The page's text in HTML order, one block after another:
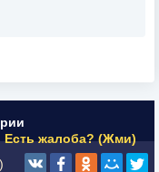
Есть жалоба? (Жми)